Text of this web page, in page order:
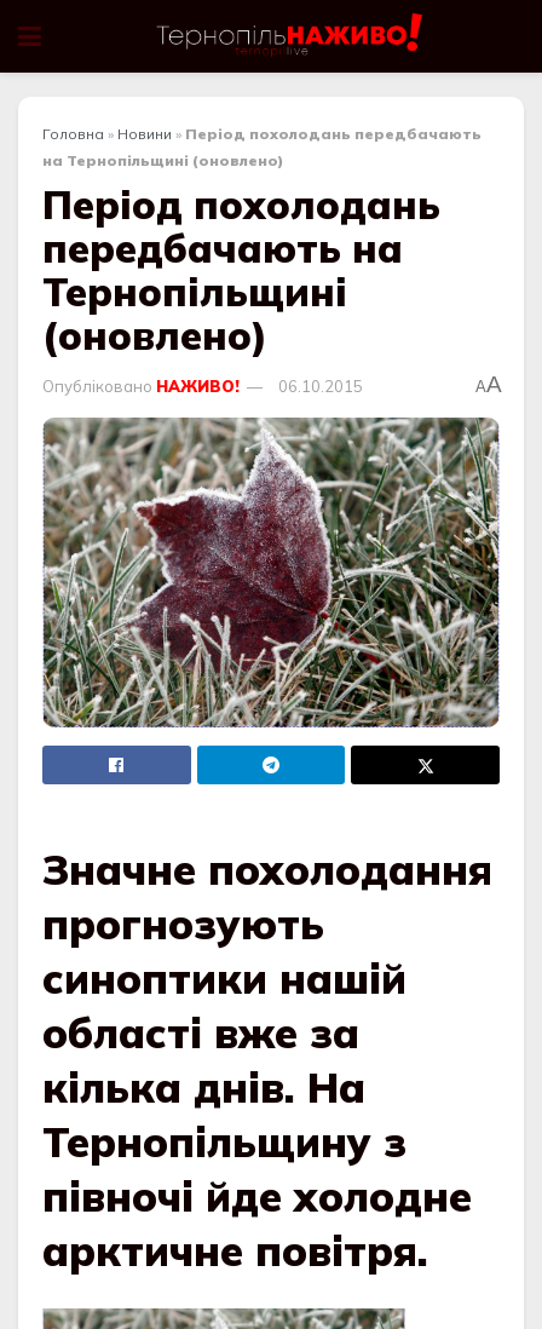
Головна » Новини » Період похолодань передбачають
на Тернопільщині (оновлено)
Період похолодань
передбачають на
Тернопільщині
(оновлено)
Опубліковано НАЖИВО! 06.10.2015 AA
Значне похолодання
прогнозують
синоптики нашій
області вже за
кілька днів. На
Тернопільщину з
півночі йде холодне
арктичне повітря.